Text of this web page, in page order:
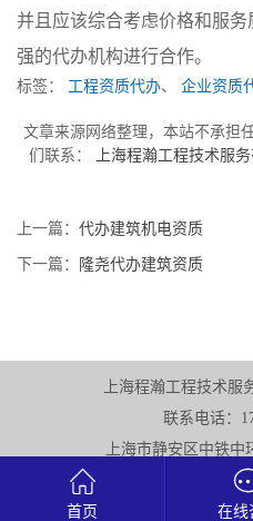
并且应该综合考虑价格和服
强的代办机构进行合作。
标签： 工程资质代办、 企业资质
文章来源网络整理，本站不承担
们联系：
上海程瀚工程技术服
上一篇： 代办建筑机电资质
下一篇： 隆尧代办建筑资质
上海程瀚工程技术
联系电话：
上海市静安区中铁

首页 在线